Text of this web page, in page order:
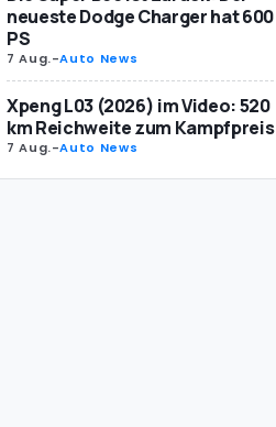
neueste Dodge Charger hat 600
PS
7 Aug.-Auto News
Xpeng L03 (2026) im Video: 520
km Reichweite zum Kampfpreis
7 Aug.-Auto News